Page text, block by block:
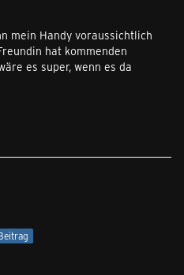
mein Handy voraussichtlich
hat kommenden
es super, wenn es da